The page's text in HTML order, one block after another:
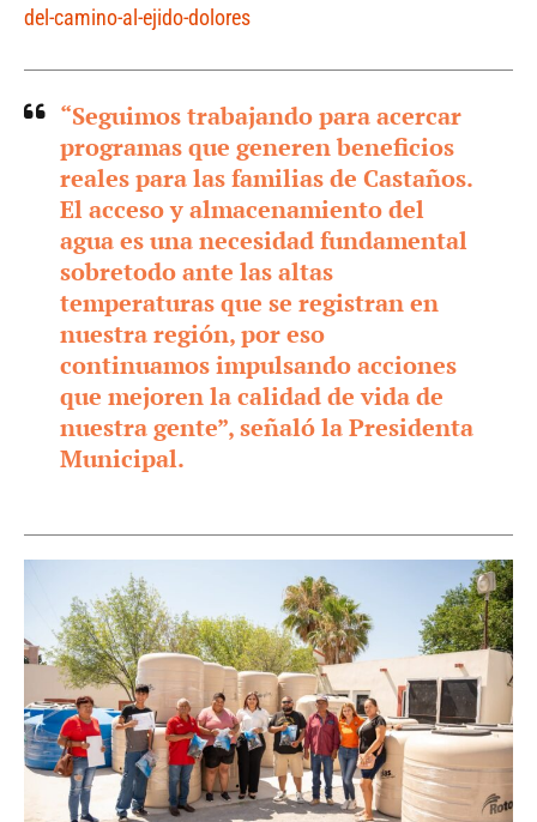
del-camino-al-ejido-dolores
“Seguimos trabajando para acercar
programas que generen beneficios
reales para las familias de Castaños.
El acceso y almacenamiento del
agua es una necesidad fundamental
sobretodo ante las altas
temperaturas que se registran en
nuestra región, por eso
continuamos impulsando acciones
que mejoren la calidad de vida de
nuestra gente”, señaló la Presidenta
Municipal.